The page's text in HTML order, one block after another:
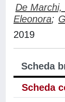
De Marchi,
Eleonora;
2019
Scheda
Scheda